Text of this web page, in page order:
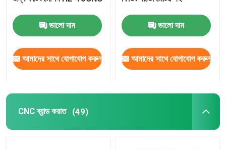
ভালো দাম
আমাদের সাথে যোগাযোগ করুন
ভালো দাম
আমাদের সাথে যোগাযোগ করুন
CNC ব্যান্ড করাত (49)